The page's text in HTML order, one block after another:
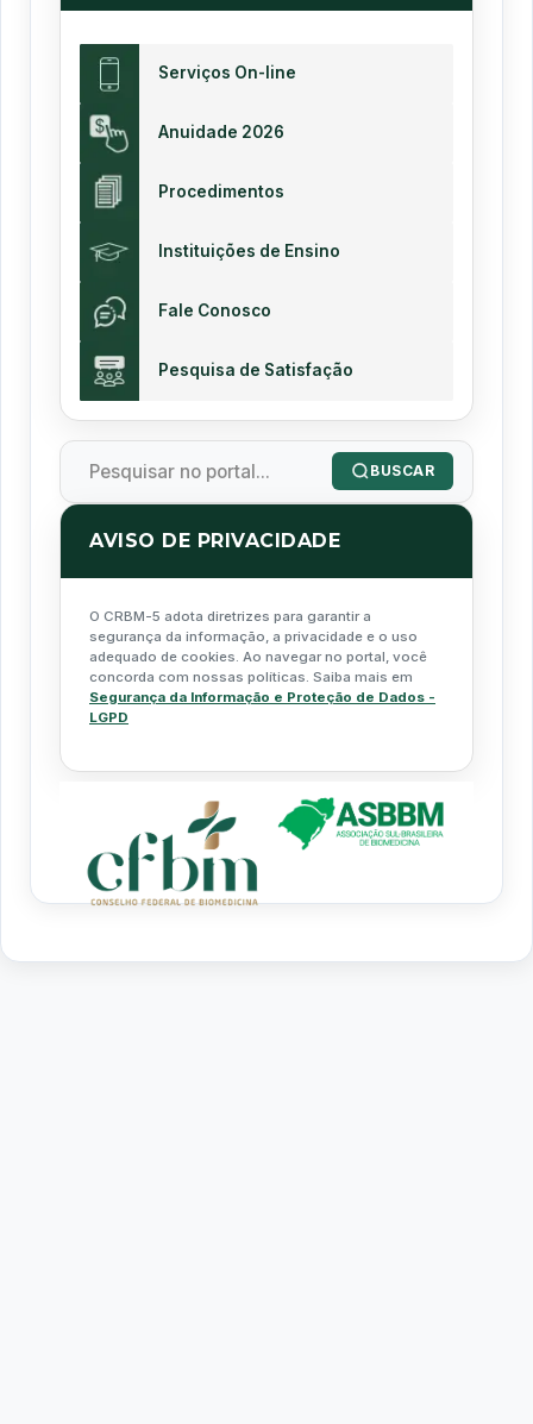
Serviços On-line
Anuidade 2026
Procedimentos
Instituições de Ensino
Fale Conosco
Pesquisa de Satisfação
BUSCAR
AVISO DE PRIVACIDADE
O CRBM-5 adota diretrizes para garantir a
segurança da informação, a privacidade e o uso
adequado de cookies. Ao navegar no portal, você
concorda com nossas políticas. Saiba mais em
Segurança da Informação e Proteção de Dados -
LGPD